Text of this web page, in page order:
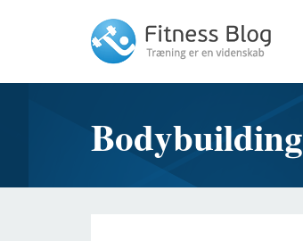
Bodybuilding